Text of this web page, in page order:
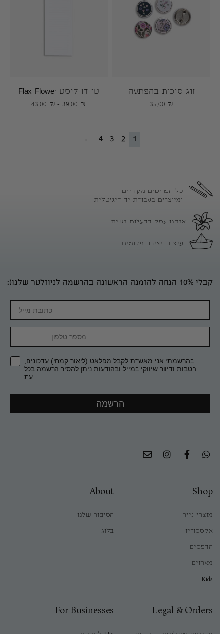
זוג סיכות בהפתעה
35.00 ₪
טו דו ליסט Flax Flower
39.00 ₪
–
43.00 ₪
1
2
3
4
←
כל הפריטים מקוריים
ומיוצרים בעבודת יד דיגיטלית
אנחנו עסק בבעלות נשית
עיצוב ויצירה מקומית
קבלי 10% הנחה להזמנה הראשונה בהרשמה לניוזלטר שלנו(:
בהרשמתי אני מאשרת לקבל מפלאט (ליאור קמחי) עדכונים,
הטבות ודיוור שיווקי במייל ובהודעות ניתן להסיר הרשמה בכל
עת
הרשמה
Shop
מוצרי נייר
אקססוריז
הדפסים
מארזים
Kids
About
הסיפור שלנו
בלוג
Legal & Orders
For Businesses